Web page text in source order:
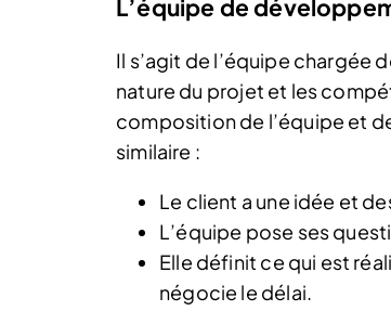
L’équipe de
Il s’agit de l’équipe chargée
nature du projet et les
composition de l’équipe et
similaire :
Le client a une idée et
L’équipe pose ses
Elle définit ce qui est
négocie le délai.